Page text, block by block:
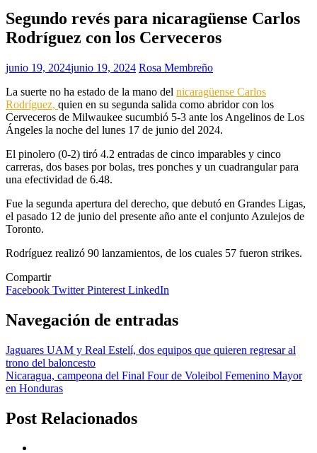
Segundo revés para nicaragüense Carlos
Rodríguez con los Cerveceros
junio 19, 2024junio 19, 2024 Rosa Membreño
La suerte no ha estado de la mano del nicaragüense Carlos
Rodríguez, quien en su segunda salida como abridor con los
Cerveceros de Milwaukee sucumbió 5-3 ante los Angelinos de Los
Ángeles la noche del lunes 17 de junio del 2024.
El pinolero (0-2) tiró 4.2 entradas de cinco imparables y cinco
carreras, dos bases por bolas, tres ponches y un cuadrangular para
una efectividad de 6.48.
Fue la segunda apertura del derecho, que debutó en Grandes Ligas,
el pasado 12 de junio del presente año ante el conjunto Azulejos de
Toronto.
Rodríguez realizó 90 lanzamientos, de los cuales 57 fueron strikes.
Compartir
Facebook TwitterPinterest LinkedIn
Navegación de entradas
Jaguares UAM y Real Estelí, dos equipos que quieren regresar al
trono del baloncesto
Nicaragua, campeona del Final Four de Voleibol Femenino Mayor
en Honduras
Post Relacionados